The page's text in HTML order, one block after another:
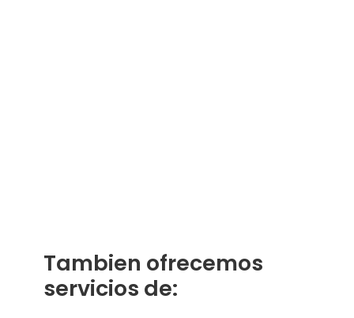
Tambien ofrecemos
servicios de: